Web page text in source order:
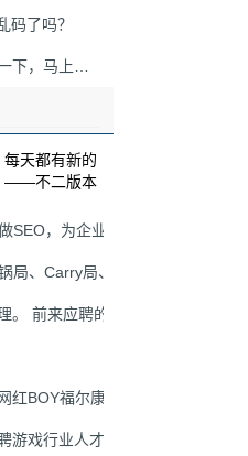
码了吗？
[新浪博客维护]
天都有新的
——不二版本
SEO，为企业能带来什么价值（
局、Carry局、尽力局、浪输局是
。 前来应聘的人非常多，老板想
红BOY福尔康来袭！
游戏行业人才